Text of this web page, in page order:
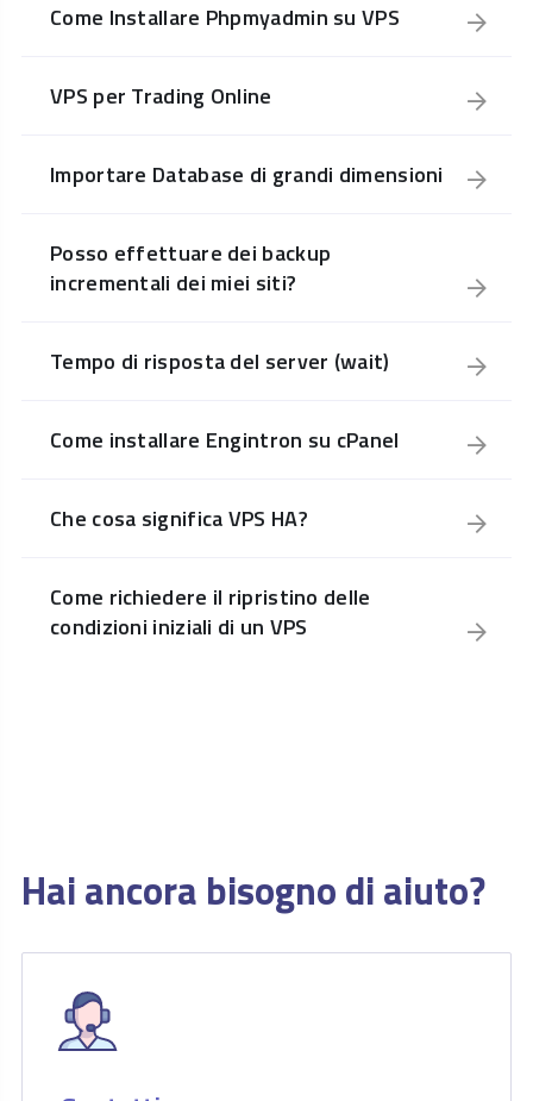
Come Installare Phpmyadmin su VPS
VPS per Trading Online
Importare Database di grandi dimensioni
Posso effettuare dei backup
incrementali dei miei siti?
Tempo di risposta del server (wait)
Come installare Engintron su cPanel
Che cosa significa VPS HA?
Come richiedere il ripristino delle
condizioni iniziali di un VPS
Hai ancora bisogno di aiuto?